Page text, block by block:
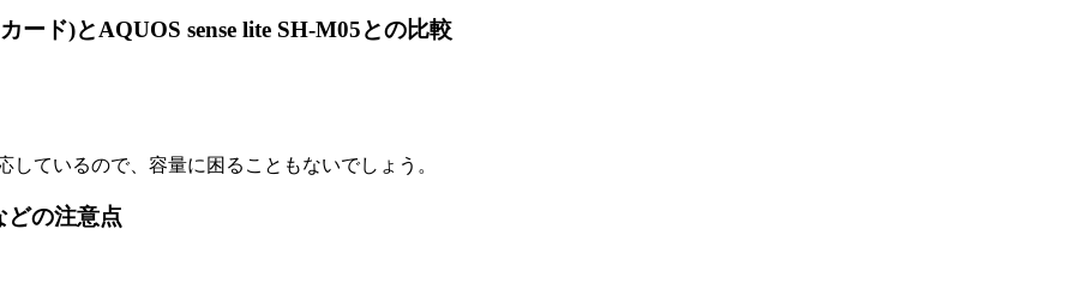
ード)とAQUOS sense lite SH-M05との比較
ているので、容量に困ることもないでしょう。
どの注意点